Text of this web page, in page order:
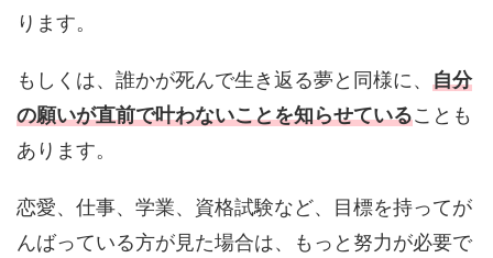
ります。
もしくは、誰かが死んで生き返る夢と同様に、 自分
の願いが直前で叶わないことを知らせていることも
あります。
恋愛、仕事、学業、資格試験など、目標を持ってが
んばっている方が見た場合は、もっと努力が必要で